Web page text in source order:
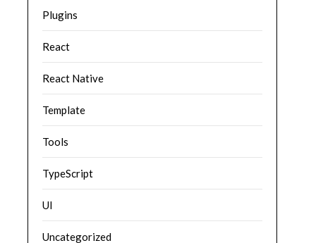
Plugins
React
React Native
Template
Tools
TypeScript
UI
Uncategorized